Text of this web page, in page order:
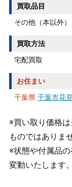
買取品目
その他（本以外）
買取方法
宅配買取
お住まい
千葉県 千葉市花
※買い取り価格
ものではありま
※状態や付属品
変動いたします。